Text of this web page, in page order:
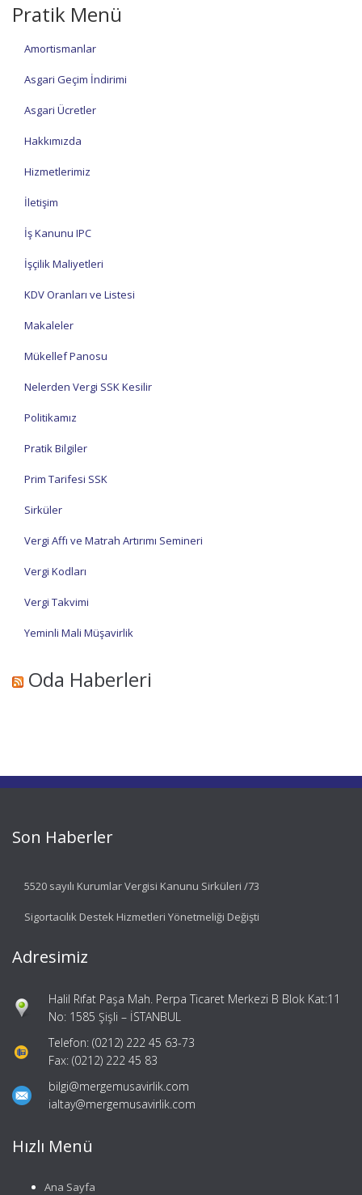
Pratik Menü
Amortismanlar
Asgari Geçim İndirimi
Asgari Ücretler
Hakkımızda
Hizmetlerimiz
İletişim
İş Kanunu IPC
İşçilik Maliyetleri
KDV Oranları ve Listesi
Makaleler
Mükellef Panosu
Nelerden Vergi SSK Kesilir
Politikamız
Pratik Bilgiler
Prim Tarifesi SSK
Sirküler
Vergi Affı ve Matrah Artırımı Semineri
Vergi Kodları
Vergi Takvimi
Yeminli Mali Müşavirlik
Oda Haberleri
Son Haberler
5520 sayılı Kurumlar Vergisi Kanunu Sirküleri /73
Sigortacılık Destek Hizmetleri Yönetmeliği Değişti
Adresimiz
Halil Rıfat Paşa Mah. Perpa Ticaret Merkezi B Blok Kat:11
No: 1585 Şişli – İSTANBUL
Telefon: (0212) 222 45 63-73
Fax: (0212) 222 45 83
bilgi@mergemusavirlik.com
ialtay@mergemusavirlik.com
Hızlı Menü
Ana Sayfa